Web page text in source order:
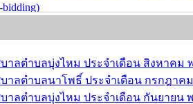
ก่อสร้างโครงการปรับปรุงผิวจราจรแ
กทรอนิกส์ (e-bidding)
าลตำบลบุ่งไหม ประจำเดือน สิงหาคม
าลตำบลนาโพธิ์ ประจำเดือน กรกฎาคม
าลตำบลบุ่งไหม ประจำเดือน กันยายน พ